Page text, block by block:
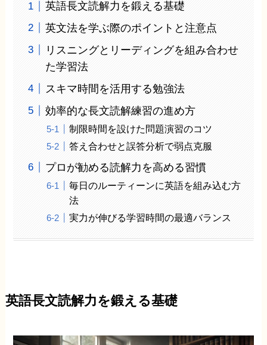
英語長文読解力を鍛える基礎
英文法を学ぶ際のポイントと注意点
リスニングとリーディングを組み合わせ
た学習法
スキマ時間を活用する勉強法
効率的な長文読解練習の進め方
制限時間を設けた問題演習のコツ
答え合わせと誤答分析で弱点克服
プロが勧める読解力を高める習慣
毎日のルーティーンに英語を組み込む方
法
実力が伸びる学習時間の最適バランス
英語長文読解力を鍛える基礎